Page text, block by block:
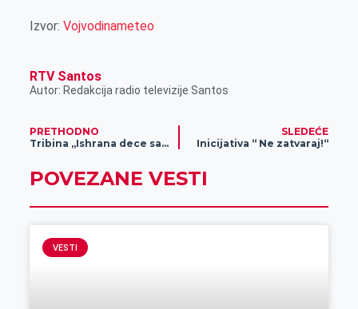
Izvor: Vojvodinameteo
RTV Santos
Autor: Redakcija radio televizije Santos
PRETHODNO
Tribina „Ishrana dece sa autizmom“
SLEDEĆE
Inicijativa “ Ne zatvaraj!“
POVEZANE VESTI
VESTI